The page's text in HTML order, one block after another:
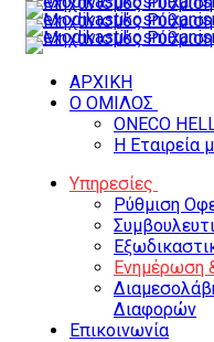
ΑΡΧΙΚΗ
Ο ΟΜΙΛΟΣ
ONECO
Η Εταιρεία
Υπηρεσίες
Ρύθμιση
Ενημέρωση
Διαφορών
Επικοινωνία